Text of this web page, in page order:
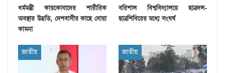
ধর্মমন্ত্রী কায়কোবাদের শারীরিক
অবস্থার উন্নতি, দেশবাসীর কাছে দোয়া
কামনা
বরিশাল বিশ্ববিদ্যালয়ে ছাত্রদল-
ছাত্রশিবিরের মধ্যে সংঘর্ষ
জাতীয় জাতীয়